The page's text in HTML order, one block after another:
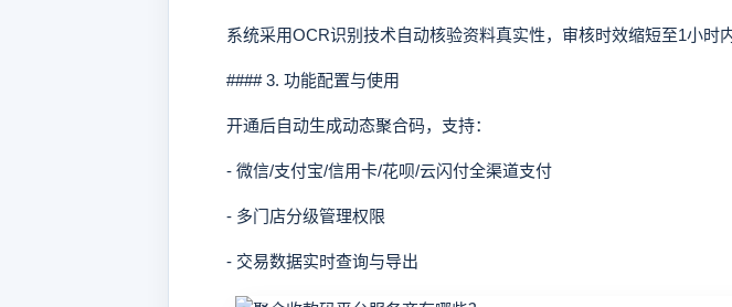
系统采用OCR识别技术自动核验资料真实性，审核时效缩短至1小时内
#### 3. 功能配置与使用
开通后自动生成动态聚合码，支持：
- 微信/支付宝/信用卡/花呗/云闪付全渠道支付
- 多门店分级管理权限
- 交易数据实时查询与导出